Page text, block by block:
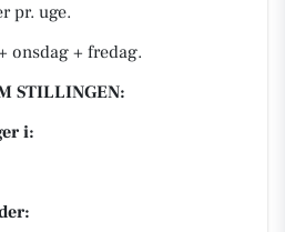
pr. uge.
onsdag + fredag.
STILLINGEN:
i: